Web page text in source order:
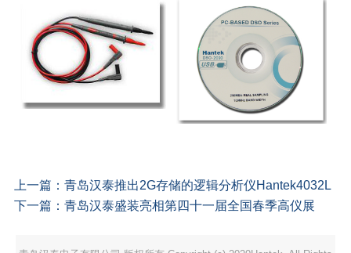
上一篇：青岛汉泰推出2G存储的逻辑分析仪Hantek4032L
下一篇：青岛汉泰盛装亮相第四十一届全国春季高仪展